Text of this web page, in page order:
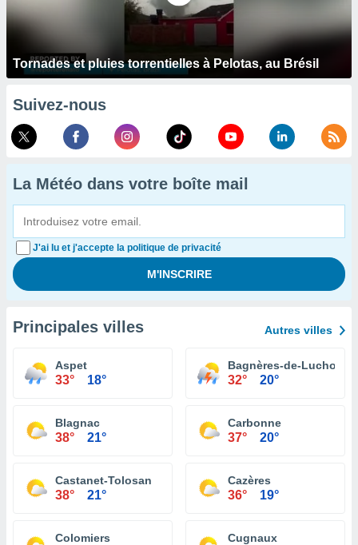
Tornades et pluies torrentielles à Pelotas, au Brésil
Suivez-nous
La Météo dans votre boîte mail
J'ai lu et j'accepte la politique de privacité
Principales villes Autres villes
Aspet
33° 18°
Bagnères-de-Luchon
32° 20°
Blagnac
38° 21°
Carbonne
37° 20°
Castanet-Tolosan
38° 21°
Cazères
36° 19°
Colomiers Cugnaux